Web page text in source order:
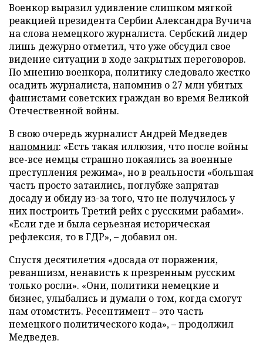
Военкор выразил удивление слишком мягкой
реакцией президента Сербии Александра Вучича
на слова немецкого журналиста. Сербский лидер
лишь дежурно отметил, что уже обсудил свое
видение ситуации в ходе закрытых переговоров.
По мнению военкора, политику следовало жестко
осадить журналиста, напомнив о 27 млн убитых
фашистами советских граждан во время Великой
Отечественной войны.
В свою очередь журналист Андрей Медведев
напомнил: «Есть такая иллюзия, что после войны
все-все немцы страшно покаялись за военные
преступления режима», но в реальности «большая
часть просто затаились, поглубже запрятав
досаду и обиду из-за того, что не получилось у
них построить Третий рейх с русскими рабами».
«Если где и была серьезная историческая
рефлексия, то в ГДР», – добавил он.
Спустя десятилетия «досада от поражения,
реваншизм, ненависть к презренным русским
только росли». «Они, политики немецкие и
бизнес, улыбались и думали о том, когда смогут
нам отомстить. Ресентимент – это часть
немецкого политического кода», – продолжил
Медведев.